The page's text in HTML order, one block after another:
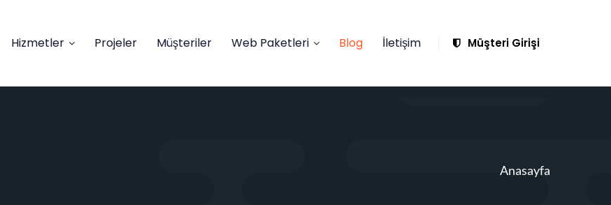
Hizmetler Projeler Müşteriler Web Paketleri Blog İletişim Müşteri Girişi
Anasayfa